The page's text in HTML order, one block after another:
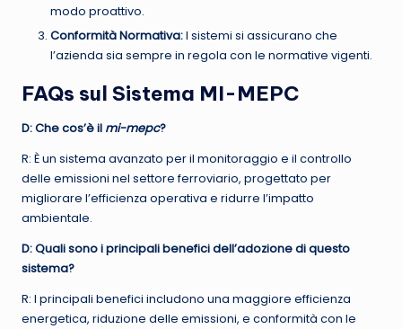
modo proattivo.
Conformità Normativa:I sistemi si assicurano che
l’azienda sia sempre in regola con le normative vigenti.
FAQs sul Sistema MI-MEPC
D: Che cos’è il mi-mepc?
R: È un sistema avanzato per il monitoraggio e il controllo
delle emissioni nel settore ferroviario, progettato per
migliorare l’efficienza operativa e ridurre l’impatto
ambientale.
D: Quali sono i principali benefici dell’adozione di questo
sistema?
R: I principali benefici includono una maggiore efficienza
energetica, riduzione delle emissioni, e conformità con le